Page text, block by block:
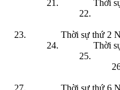
Thời
Thời sự thứ 2
Thời
Thời sự thứ 6